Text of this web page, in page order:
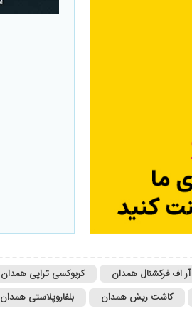
آر اف فرکشنال همدان کربوکسی تراپی همدان
کاشت ریش همدان بلفاروپلاستی همدان